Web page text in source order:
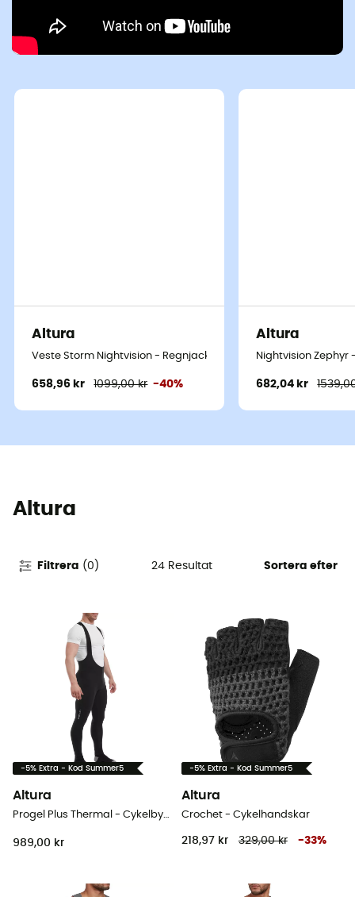
Altura
Veste Storm Nightvision - Regnjacka Dam
658,96 kr 1099,00 kr -40%
Altura
Nightvision Zephyr
682,04 kr
Altura
Filtrera (0 ) 24 Resultat Sortera efter
-5% Extra - Kod Summer5
Altura
Progel Plus Thermal - Cykelbyxa Herr
989,00 kr
-5% Extra - Kod Summer5
Altura
Crochet - Cykelhandskar
218,97 kr 329,00 kr -33%